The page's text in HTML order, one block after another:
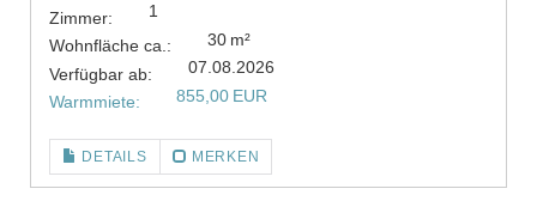
Zimmer:
1
Wohnfläche ca.:
30 m²
Verfügbar ab:
07.08.2026
Warmmiete:
855,00 EUR
DETAILS MERKEN